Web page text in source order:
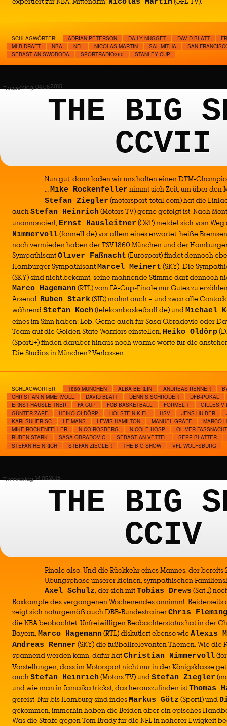
Nicolas Martin
SCHLAGWÖRTER: ADRIAN PETERSON DAILY NUGGET DAVID BLATT
MLB DRAFT
NBA NFL NICOLAS MARTIN SAL MITHA
SAN
SEBASTIAN SWOBODA
SPORTRADIO360 STANLEY CUP
Donnerstag, 04.06.2015
THE BIG
CCVII
Nun gut, dann laden wir uns halten einen DTM-
…Mike Rockenfeller nimmt sich Zeit, um über den
Stefan Ziegler (motorsport-total.com) hat die
auchStefan Heinrich (Motors TV) gerne gefolgt ist. Nach
unannonciert, Ernst Hausleitner (ORF) meldet sich vom
Nimmervoll(formel1.de) vor allem eines erwartet: heiße
noch vermieden haben der TSV 1860 München und der
SympathisantOliver Faßnacht (Eurosport) findet dennoch
Hamburger SympathisantMarcel Meinert (SKY). Die
(SKY) sind nicht bekannt, seine mahnende Stimme darf dennoch
Marco Hagemann (RTL) vom FA-Cup-Finale nur Gutes zu
Arsenal. Ruben Stark(SID) mahnt auch – und zwar alle
währendStefan Koch (telekombasketball.de) undMichael
eines im Sinn haben: Lob. Gerne auch für Sasa Obradovic oder
Team auf die Golden State Warriors einstellen, Heiko Oldörp
(Sport1+) finden darüber hinaus noch warme worte für die
Die Studios in München? Verlassen.
SCHLAGWÖRTER: 1860 MÜNCHEN ALBA BERLIN ANDREAS RENNER
CHRISTIAN NIMMERVOLL
DAVID BLATT DENNIS SCHRÖDER
DFB-POKAL
ERNST HAUSLEITNER
FA CUP FCB BASKETBALL FORMEL 1
GILLES
GÜNTER ZAPF
HEIKO OLDÖRP HOLSTEIN KIEL HSV JENS HUIBER
KARLSUHER SC
LE MANS LEWIS HAMILTON MANUEL GRÄFE
MARCO
MIKE ROCKENFELLER
NICO ROSBERG NICOLE HOSP
OLIVER FASSNACHT
RUBEN STARK
SASA OBRADOVIC SEBASTIAN VETTEL
SEPP BLATTER
STEFAN HEINRICH
STEFAN ZIEGLER THE BIG SHOW VFL WOLFSBURG
Donnerstag, 14.05.2015
THE BIG
CCIV
Finale also. Und die Rückkehr eines Mannes, der bereits
Übungsphase unserer kleinen, sympathischen
Axel Schulz, der sich mitTobias Drews (Sat.1)
Boxkämpfe des vergangenen Wochenendes annimmt. Beiderseits
zeigt sich naturgemäß auch DBB-BundestrainerChris Fleming
die NBA beobachtet. Unfreiwilligen Beobachterstatus hat in der
Bayern, Marco Hagemann (RTL) diskutiert ebenso wieAlexis
Andreas Renner (SKY) die fußballrelevanten Themen. Wie die
spannend werden kann, dafür hatChristian Nimmervoll
Vorstellungen, dass im Motorsport nicht nur in der Königsklasse
auchStefan Heinrich (Motors TV) undStefan Ziegler
und wie man in Jamaika trickst, das herauszufinden istThomas
gereist. Nur bis Hamburg sind indesMarkus Götz (Sport1) und
gekommen, immerhin haben die Beiden aber ein episches
Was die Strafe gegen Tom Brady für die NFL in näherer Ewigkeit